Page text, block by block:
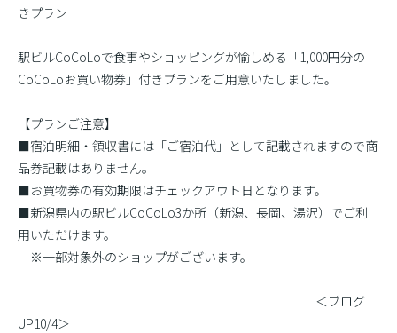
きプラン
駅ビルCoCoLoで食事やショッピングが愉しめる「1,000円分の
CoCoLoお買い物券」付きプランをご用意いたしました。
【プランご注意】
■宿泊明細・領収書には「ご宿泊代」として記載されますので商
品券記載はありません。
■お買物券の有効期限はチェックアウト日となります。
■新潟県内の駅ビルCoCoLo3か所（新潟、長岡、湯沢）でご利
用いただけます。
※一部対象外のショップがございます。
＜ブログ
UP10/4＞